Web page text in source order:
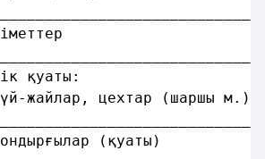
қуаты:
жайлар, цехтар (шаршы м.)
(қуаты)